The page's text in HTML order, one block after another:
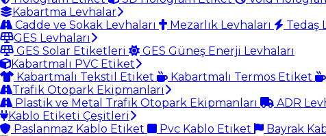
Kabartma Levhalar
Cadde ve Sokak Levhaları
Mezarlık Levhaları Tedaş
GES Levhaları
GES Solar Etiketleri
GES Güneş Enerji Levhaları
Kabartmalı PVC Etiket
Kabartmalı Tekstil Etiket
Kabartmalı Termos Etiket
Trafik Otopark Ekipmanları
Plastik ve Metal Trafik Otopark Ekipmanları
ADR
Kablo Etiketi Çeşitleri
Paslanmaz Kablo Etiket
Pvc Kablo Etiket Bayrak